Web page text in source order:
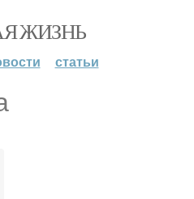
ЖИЗНЬ
статьи